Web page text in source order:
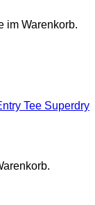
im Warenkorb.
Tee Superdry